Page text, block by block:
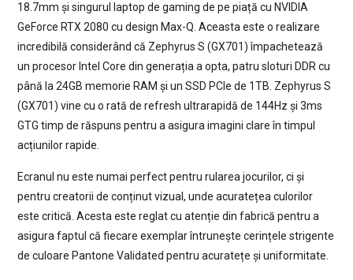
18.7mm și singurul laptop de gaming de pe piață cu NVIDIA
GeForce RTX 2080 cu design Max-Q. Aceasta este o realizare
incredibilă considerând că Zephyrus S (GX701) împachetează
un procesor Intel Core din generația a opta, patru sloturi DDR cu
până la 24GB memorie RAM și un SSD PCIe de 1TB. Zephyrus S
(GX701) vine cu o rată de refresh ultrarapidă de 144Hz și 3ms
GTG timp de răspuns pentru a asigura imagini clare în timpul
acțiunilor rapide.
Ecranul nu este numai perfect pentru rularea jocurilor, ci și
pentru creatorii de conținut vizual, unde acuratețea culorilor
este critică. Acesta este reglat cu atenție din fabrică pentru a
asigura faptul că fiecare exemplar întrunește cerințele strigente
de culoare Pantone Validated pentru acuratețe și uniformitate.